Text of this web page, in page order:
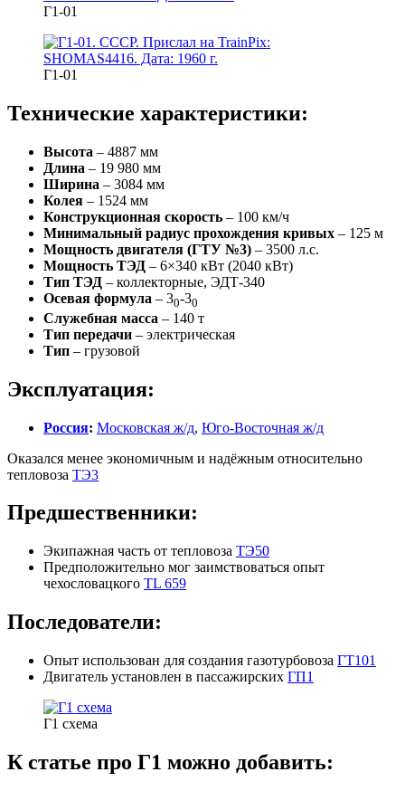
Г1-01
Г1-01
Технические характеристики:
Высота – 4887 мм
Длина – 19 980 мм
Ширина – 3084 мм
Колея – 1524 мм
Конструкционная скорость – 100 км/ч
Минимальный радиус прохождения кривых – 125 м
Мощность двигателя (ГТУ №3) – 3500 л.с.
Мощность ТЭД – 6×340 кВт (2040 кВт)
Тип ТЭД – коллекторные, ЭДТ-340
Осевая формула – 30-30
Служебная масса – 140 т
Тип передачи – электрическая
Тип – грузовой
Эксплуатация:
Россия: Московская ж/д, Юго-Восточная ж/д
Оказался менее экономичным и надёжным относительно
тепловоза ТЭ3
Предшественники:
Экипажная часть от тепловоза ТЭ50
Предположительно мог заимствоваться опыт
чехословацкого TL 659
Последователи:
Опыт использован для создания газотурбовоза ГТ101
Двигатель установлен в пассажирских ГП1
Г1 схема
К статье про Г1 можно добавить: